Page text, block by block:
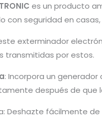
es un producto
con seguridad en
exterminador
transmitidas por estos.
: Incorpora un
después de que
Deshazte fácilmente de